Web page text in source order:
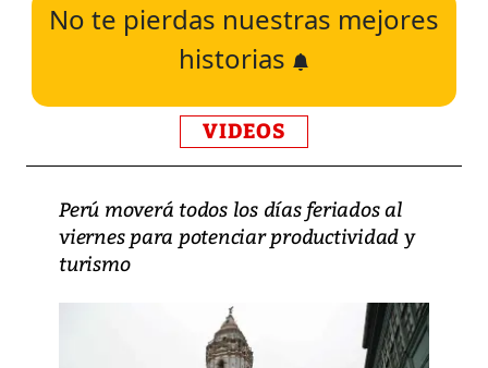
No te pierdas nuestras mejores
historias
VIDEOS
Perú moverá todos los días feriados al
viernes para potenciar productividad y
turismo